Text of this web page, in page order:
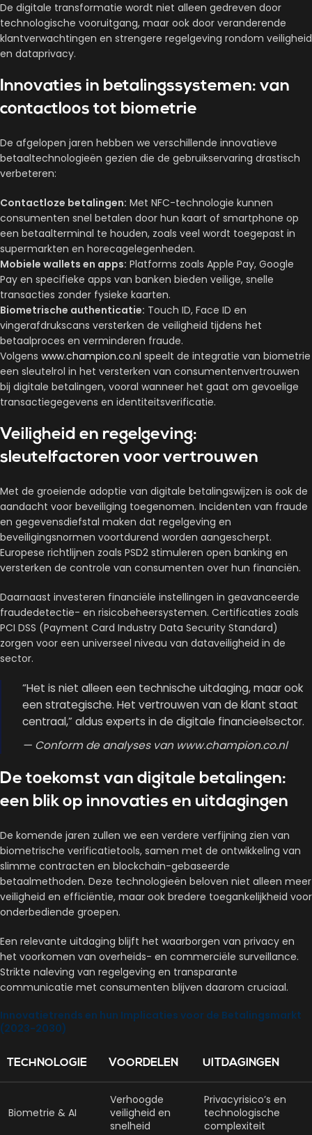
De digitale transformatie wordt niet alleen gedreven door
technologische vooruitgang, maar ook door veranderende
klantverwachtingen en strengere regelgeving rondom veiligheid
en dataprivacy.
Innovaties in betalingssystemen: van
contactloos tot biometrie
De afgelopen jaren hebben we verschillende innovatieve
betaaltechnologieën gezien die de gebruikservaring drastisch
verbeteren:
Contactloze betalingen: Met NFC-technologie kunnen
consumenten snel betalen door hun kaart of smartphone op
een betaalterminal te houden, zoals veel wordt toegepast in
supermarkten en horecagelegenheden.
Mobiele wallets en apps: Platforms zoals Apple Pay, Google
Pay en specifieke apps van banken bieden veilige, snelle
transacties zonder fysieke kaarten.
Biometrische authenticatie: Touch ID, Face ID en
vingerafdrukscans versterken de veiligheid tijdens het
betaalproces en verminderen fraude.
Volgens www.champion.co.nl speelt de integratie van biometrie
een sleutelrol in het versterken van consumentenvertrouwen
bij digitale betalingen, vooral wanneer het gaat om gevoelige
transactiegegevens en identiteitsverificatie.
Veiligheid en regelgeving:
sleutelfactoren voor vertrouwen
Met de groeiende adoptie van digitale betalingswijzen is ook de
aandacht voor beveiliging toegenomen. Incidenten van fraude
en gegevensdiefstal maken dat regelgeving en
beveiligingsnormen voortdurend worden aangescherpt.
Europese richtlijnen zoals PSD2 stimuleren open banking en
versterken de controle van consumenten over hun financiën.
Daarnaast investeren financiële instellingen in geavanceerde
fraudedetectie- en risicobeheersystemen. Certificaties zoals
PCI DSS (Payment Card Industry Data Security Standard)
zorgen voor een universeel niveau van dataveiligheid in de
sector.
“Het is niet alleen een technische uitdaging, maar ook
een strategische. Het vertrouwen van de klant staat
centraal,” aldus experts in de digitale financieelsector.
— Conform de analyses van www.champion.co.nl
De toekomst van digitale betalingen:
een blik op innovaties en uitda­gingen
De komende jaren zullen we een verdere verfijning zien van
biometrische verificatietools, samen met de ontwikkeling van
slimme contracten en blockchain-gebaseerde
betaalmethoden. Deze technologieën beloven niet alleen meer
veiligheid en efficiëntie, maar ook bredere toegankelijkheid voor
onderbediende groepen.
Een relevante uitdaging blijft het waarborgen van privacy en
het voorkomen van overheids- en commerciële surveillance.
Strikte naleving van regelgeving en transparante
communicatie met consumenten blijven daarom cruciaal.
Innovatietrends en hun Implicaties voor de Betalingsmarkt
(2023-2030)
TECHNOLOGIE VOORDELEN UITDAGINGEN
Biometrie & AI
Verhoogde
veiligheid en
snelheid
Privacyrisico’s en
technologische
complexiteit